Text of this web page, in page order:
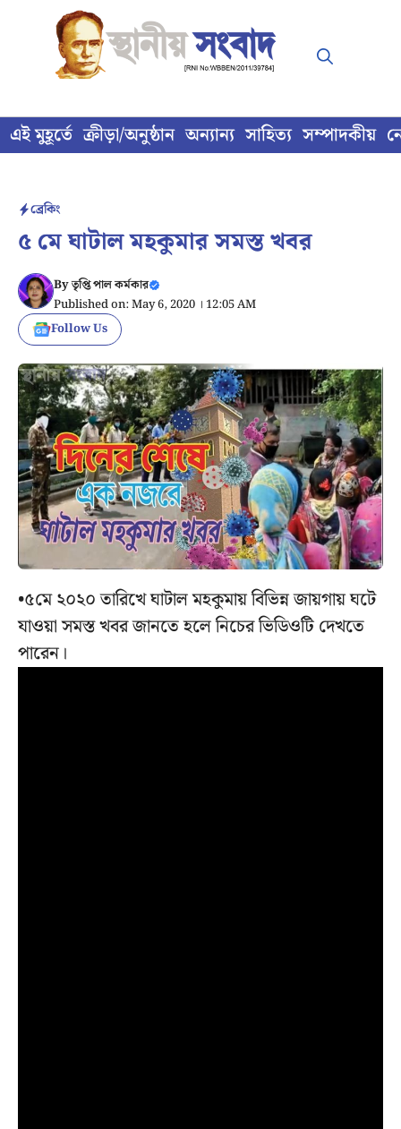
content
এই মুহূর্তে ক্রীড়া/অনুষ্ঠান অন্যান্য সাহিত্য সম্পাদকীয়
ব্রেকিং
৫ মে ঘাটাল মহকুমার সমস্ত খবর
Byতৃপ্তি পাল কর্মকার
Published on: May 6, 2020 । 12:05 AM
Follow Us
•৫মে ২০২০ তারিখে ঘাটাল মহকুমায় বিভিন্ন জায়গায় ঘটে
যাওয়া সমস্ত খবর জানতে হলে নিচের ভিডিওটি দেখতে
পারেন।